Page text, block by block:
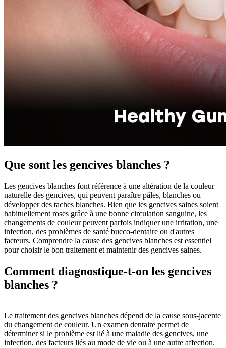
Que sont les gencives blanches ?
Les gencives blanches font référence à une altération de la couleur
naturelle des gencives, qui peuvent paraître pâles, blanches ou
développer des taches blanches. Bien que les gencives saines soient
habituellement roses grâce à une bonne circulation sanguine, les
changements de couleur peuvent parfois indiquer une irritation, une
infection, des problèmes de santé bucco-dentaire ou d'autres
facteurs. Comprendre la cause des gencives blanches est essentiel
pour choisir le bon traitement et maintenir des gencives saines.
Comment diagnostique-t-on les gencives
blanches ?
Le traitement des gencives blanches dépend de la cause sous-jacente
du changement de couleur. Un examen dentaire permet de
déterminer si le problème est lié à une maladie des gencives, une
infection, des facteurs liés au mode de vie ou à une autre affection.